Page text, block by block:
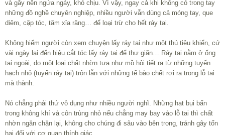
và gây nên ngứa ngáy, khó chịu. Vì vậy, ngay cả khi không có trong tay
những đồ nghề chuyên nghiệp, nhiều người vẫn dùng cả móng tay, que
diêm, cặp tóc, tăm xỉa răng… để loại trừ cho hết ráy tai.
Không hiếm người còn xem chuyện lấy ráy tai như một thú tiêu khiển, cứ
vài ngày lại đến hiệu cắt tóc lấy ráy tai để thư giãn… Ráy tai nằm ở ống
tai ngoài, do một loại chất nhờn tựa như mồ hôi tiết ra từ những tuyến
hạch nhỏ (tuyến ráy tai) trộn lẫn với những tế bào chết rơi ra trong lỗ tai
mà thành.
Nó chẳng phải thứ vô dụng như nhiều người nghĩ. Những hạt bụi bẩn
trong không khí và côn trùng nhỏ nếu chẳng may bay vào lỗ tai thì chất
nhờn ngăn chặn lại, không cho chúng đi sâu vào bên trong, tránh gây tổn
hại đối với cơ quan thính giác.